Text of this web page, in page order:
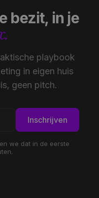
bezit, in je
playbook
in eigen huis
geen pitch.
Inschrijven
we dat in de eerste